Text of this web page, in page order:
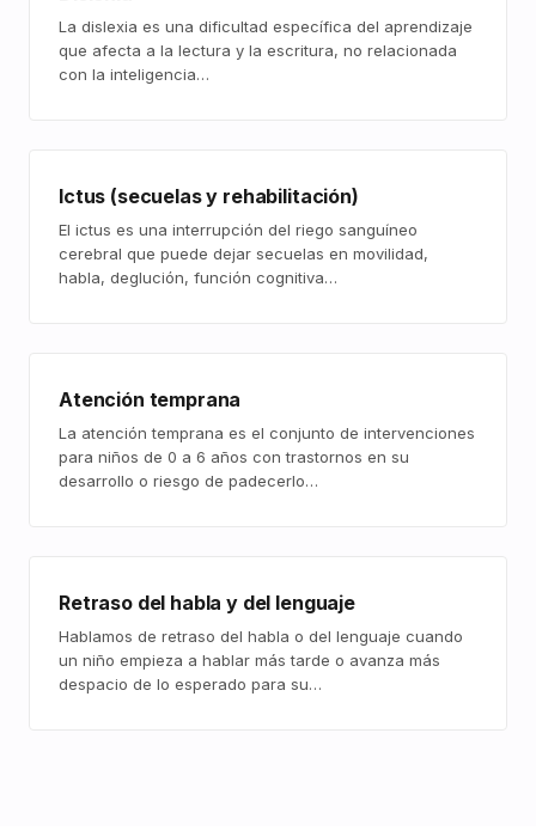
La dislexia es una dificultad específica del aprendizaje
que afecta a la lectura y la escritura, no relacionada
con la inteligencia…
Ictus (secuelas y rehabilitación)
El ictus es una interrupción del riego sanguíneo
cerebral que puede dejar secuelas en movilidad,
habla, deglución, función cognitiva…
Atención temprana
La atención temprana es el conjunto de intervenciones
para niños de 0 a 6 años con trastornos en su
desarrollo o riesgo de padecerlo…
Retraso del habla y del lenguaje
Hablamos de retraso del habla o del lenguaje cuando
un niño empieza a hablar más tarde o avanza más
despacio de lo esperado para su…